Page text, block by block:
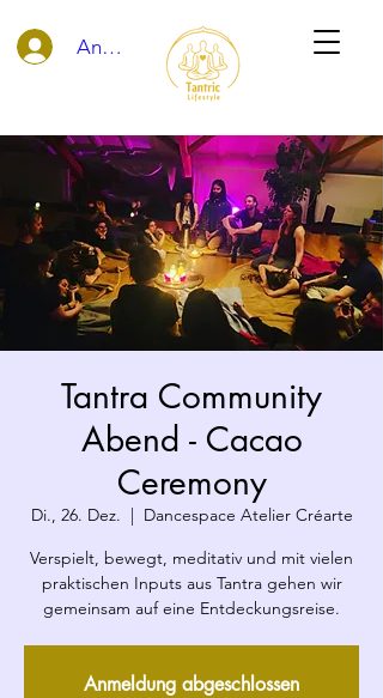
Anmelden
Tantra Community
Abend - Cacao
Ceremony
Di., 26. Dez.
  |
Dancespace Atelier Créarte
Verspielt, bewegt, meditativ und mit vielen
praktischen Inputs aus Tantra gehen wir
gemeinsam auf eine Entdeckungsreise.
Anmeldung abgeschlossen